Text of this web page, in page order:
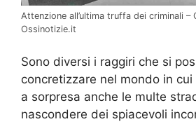
Attenzione all’ultima truffa dei criminali –
Ossinotizie.it
Sono diversi i raggiri che si
concretizzare nel mondo in
a sorpresa anche le multe
nascondere dei spiacevoli